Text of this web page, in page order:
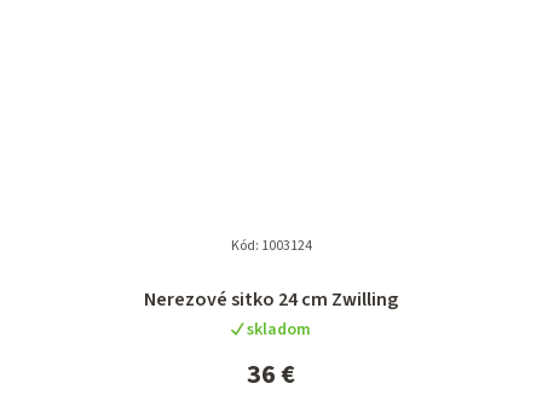
Nerezové sitko 24 cm Zwilling
skladom
36 €
Kód: 1003124